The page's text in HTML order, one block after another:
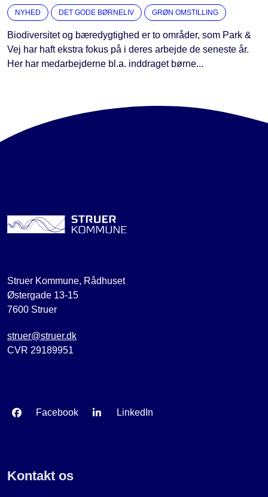
NYHED DET GODE BØRNELIV GRØN OMSTILLING
Biodiversitet og bæredygtighed er to områder, som Park &
Vej har haft ekstra fokus på i deres arbejde de seneste år.
Her har medarbejderne bl.a. inddraget børne...
Struer Kommune, Rådhuset
Østergade 13-15
7600 Struer
struer@struer.dk
CVR 29189951
Facebook LinkedIn
Kontakt os